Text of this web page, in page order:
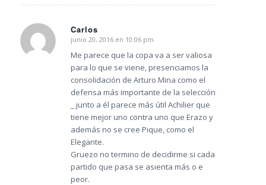
Carlos
Dice:
junio 20, 2016 en 10:06 pm
Me parece que la copa va a ser valiosa
para lo que se viene, presenciamos la
consolidación de Arturo Mina como el
defensa más importante de la selección
_ junto a él parece más útil Achilier que
tiene mejor uno contra uno que Erazo y
además no se cree Pique, como el
Elegante.
Gruezo no termino de decidirme si cada
partido que pasa se asienta más o e
peor.